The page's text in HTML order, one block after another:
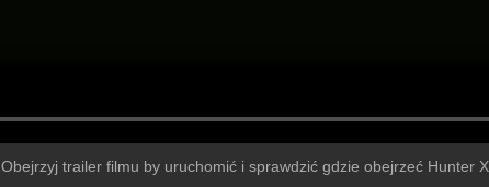
Obejrzyj trailer filmu by uruchomić i sprawdzić gdzie obejrzeć Hunter